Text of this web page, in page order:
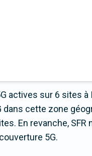
actives sur 6 sites
dans cette zone
En revanche,
5G.